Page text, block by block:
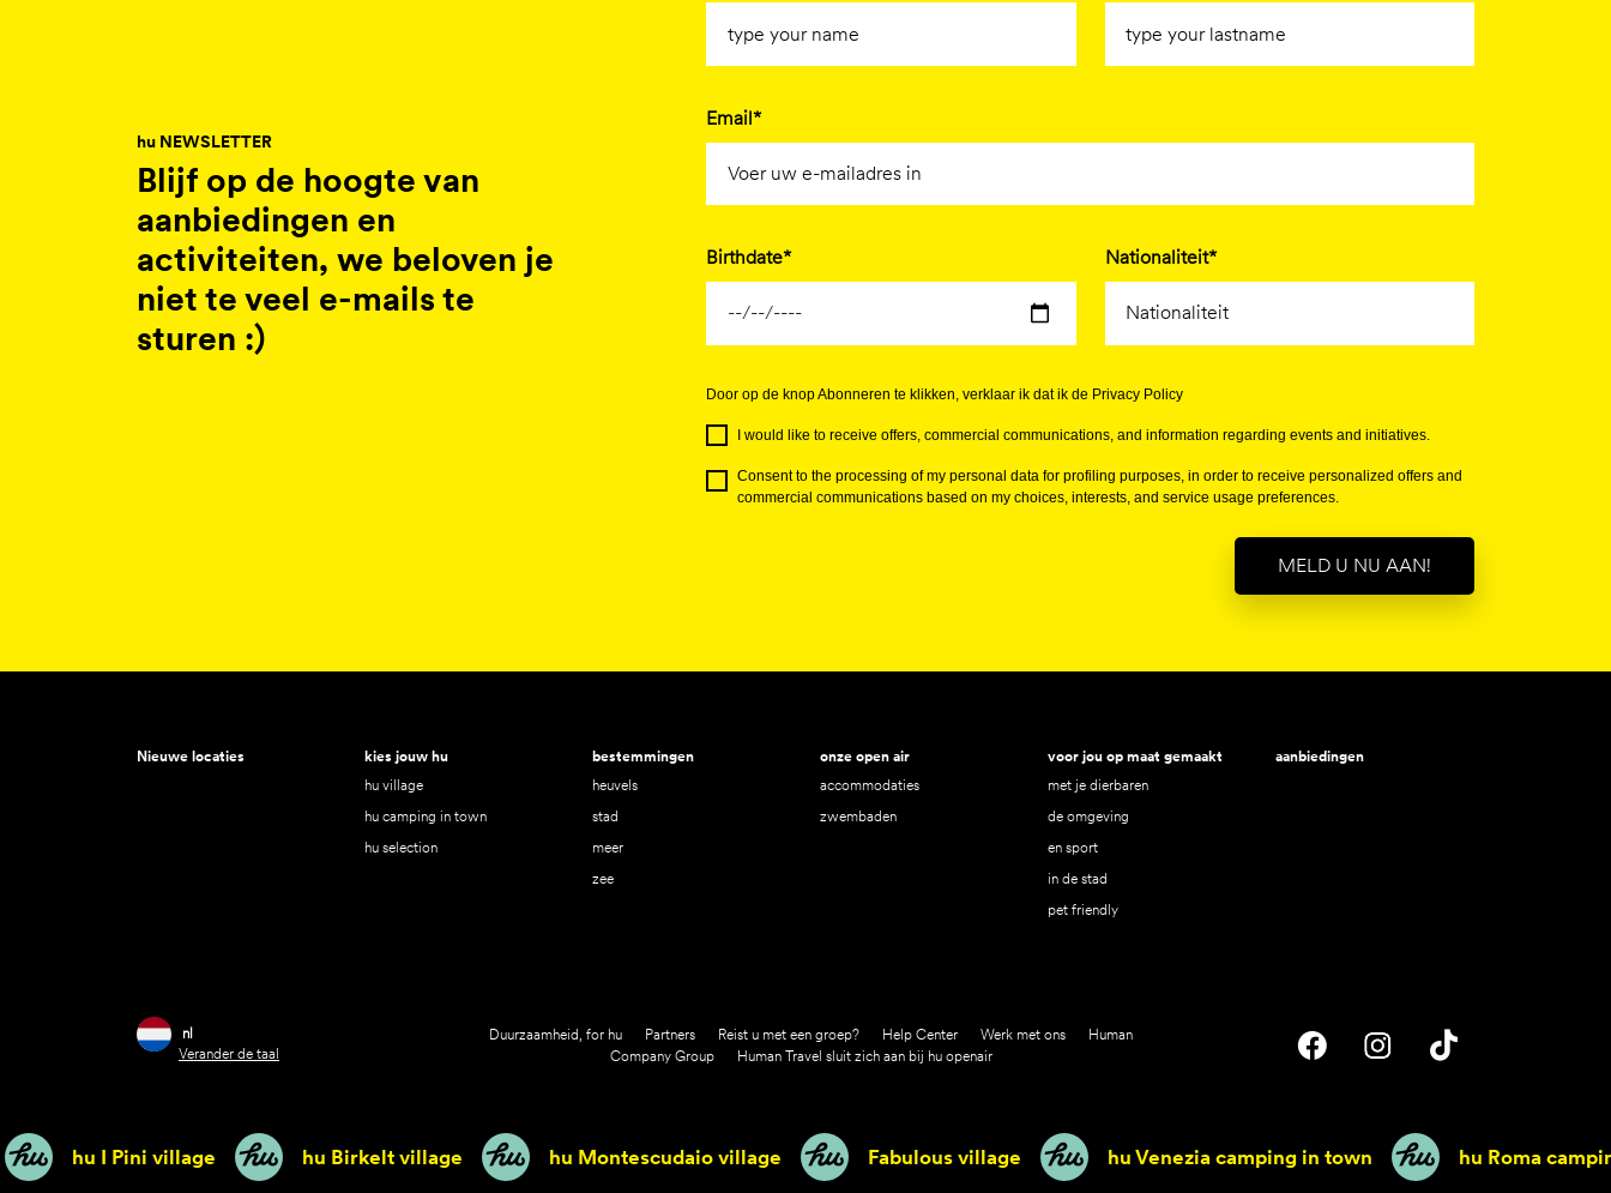
hu NEWSLETTER
Blijf op de hoogte van
aanbiedingen en
activiteiten, we beloven je
niet te veel e-mails te
sturen :)
Email*
Birthdate* Nationaliteit*
Door op de knop Abonneren te klikken, verklaar ik dat ik de Privacy Policy
I would like to receive offers, commercial communications, and information regarding events and initiatives.
Consent to the processing of my personal data for profiling purposes, in order to receive personalized offers and
commercial communications based on my choices, interests, and service usage preferences.
MELD U NU AAN!
Nieuwe locaties
kies jouw hu
hu village
hu camping in town
hu selection
bestemmingen
heuvels
stad
meer
zee
onze open air
accommodaties
zwembaden
voor jou op maat gemaakt
met je dierbaren
de omgeving
en sport
in de stad
pet friendly
aanbiedingen
nl
Verander de taal
Duurzaamheid, for hu Partners Reist u met een groep? Help Center Werk met ons
Human
Company Group
Human Travel sluit zich aan bij hu openair
hu I Pini village hu Birkelt village hu Montescudaio village Fabulous village hu Venezia camping in town hu Roma camping